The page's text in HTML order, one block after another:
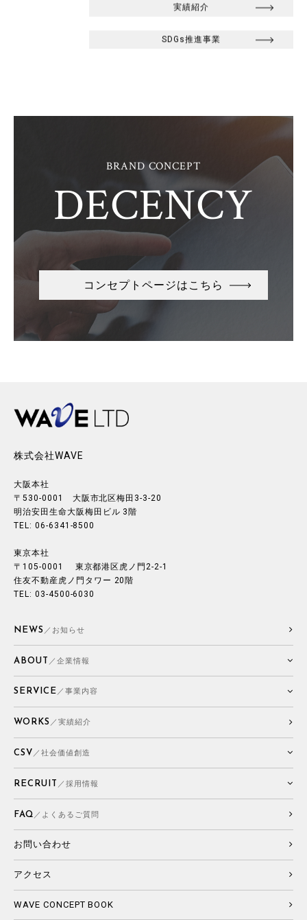
実績紹介
SDGs推進事業
BRAND CONCEPT
DECENCY
コンセプトページはこちら
株式会社WAVE
大阪本社
〒530-0001 大阪市北区梅田3-3-20
明治安田生命大阪梅田ビル 3階
TEL: 06-6341-8500
東京本社
〒105-0001 東京都港区虎ノ門2-2-1
住友不動産虎ノ門タワー 20階
TEL: 03-4500-6030
NEWS ／お知らせ
ABOUT ／企業情報
SERVICE ／事業内容
WORKS ／実績紹介
CSV ／社会価値創造
RECRUIT ／採用情報
FAQ ／よくあるご質問
お問い合わせ
アクセス
WAVE CONCEPT BOOK